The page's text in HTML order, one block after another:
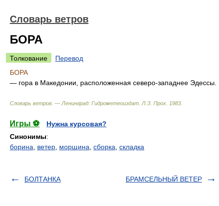
Словарь ветров
БОРА
Толкование
Перевод
БОРА
— гора в Македонии, расположенная северо-западнее Эдессы.
Словарь ветров. — Ленинград: Гидрометеоиздат Л.З. Прох 1983
Игры ⚽
Нужна курсовая?
Синонимы:
борина
ветер морщина сборка складка
БОЛТАНКА БРАМСЕЛЬНЫЙ ВЕТЕР